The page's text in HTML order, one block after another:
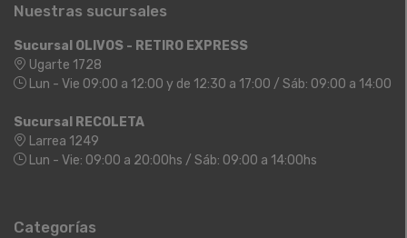
Nuestras sucursales
Sucursal OLIVOS - RETIRO EXPRESS
Ugarte 1728
Lun - Vie 09:00 a 12:00 y de 12:30 a 17:00 / Sáb: 09:00 a 14:00
Sucursal RECOLETA
Larrea 1249
Lun - Vie: 09:00 a 20:00hs / Sáb: 09:00 a 14:00hs
Categorías